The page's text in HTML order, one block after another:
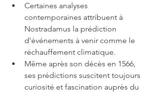
Certaines analyses
contemporaines attribuent à
Nostradamus la prédiction
d'événements à venir comme le
réchauffement climatique.
Même après son décès en 1566,
ses prédictions suscitent toujours
curiosité et fascination auprès du